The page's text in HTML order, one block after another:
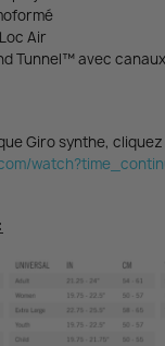
Air
Tunnel™ avec
Giro synthe, cliquez